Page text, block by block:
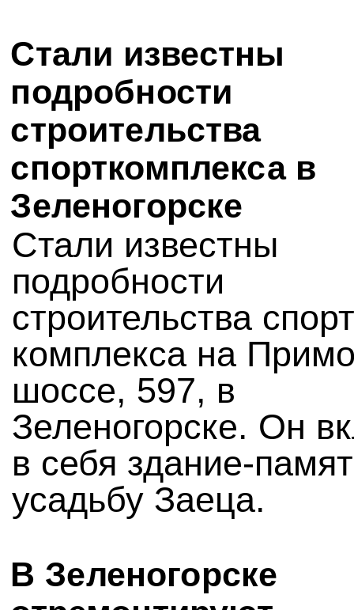
Стали известны
подробности
строительства
спорткомплекса в
Зеленогорске
Стали известны
подробности
строительства
комплекса на
шоссе, 597, в
Зеленогорске. Он
в себя здание-
усадьбу Заеца.
В Зеленогорске